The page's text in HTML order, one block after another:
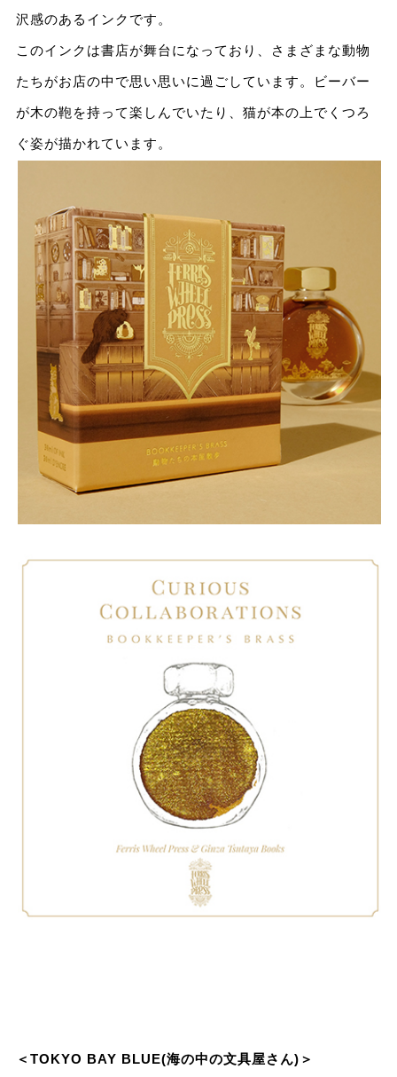
沢感のあるインクです。
このインクは書店が舞台になっており、さまざまな動物
たちがお店の中で思い思いに過ごしています。ビーバー
が⽊の鞄を持って楽しんでいたり、猫が本の上でくつろ
ぐ姿が描かれています。
＜TOKYO BAY BLUE(海の中の⽂具屋さん)＞